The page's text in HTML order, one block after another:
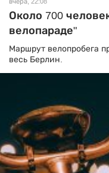
Около 700
велопараде"
Маршрут велопробега
весь Берлин.